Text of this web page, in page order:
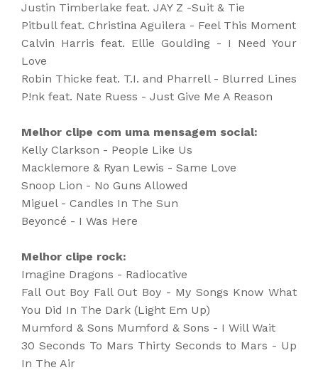
Justin Timberlake feat. JAY Z -Suit & Tie
Pitbull feat. Christina Aguilera - Feel This Moment
Calvin Harris feat. Ellie Goulding - I Need Your
Love
Robin Thicke feat. T.I. and Pharrell - Blurred Lines
P!nk feat. Nate Ruess - Just Give Me A Reason
Melhor clipe com uma mensagem social:
Kelly Clarkson - People Like Us
Macklemore & Ryan Lewis - Same Love
Snoop Lion - No Guns Allowed
Miguel - Candles In The Sun
Beyoncé - I Was Here
Melhor clipe rock:
Imagine Dragons - Radiocative
Fall Out Boy Fall Out Boy - My Songs Know What
You Did In The Dark (Light Em Up)
Mumford & Sons Mumford & Sons - I Will Wait
30 Seconds To Mars Thirty Seconds to Mars - Up
In The Air